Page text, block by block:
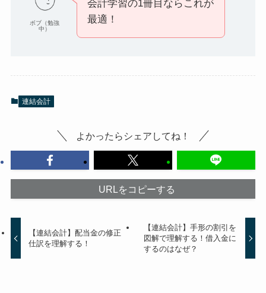
ボブ（勉強
中）
会計学習の1冊目ならこれが
最適！
連結会計
よかったらシェアしてね！
URLをコピーする
【連結会計】配当金の修正
仕訳を理解する！
【連結会計】手形の割引を
図解で理解する！借入金に
するのはなぜ？